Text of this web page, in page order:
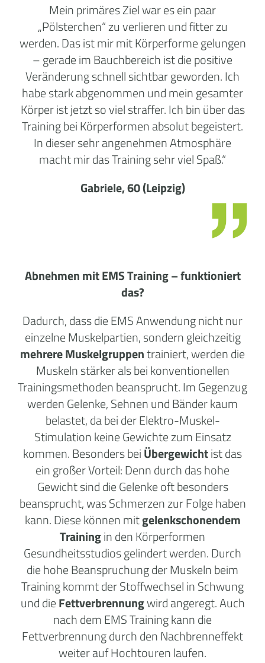
Mein primäres Ziel war es ein paar
„Pölsterchen“ zu verlieren und fitter zu
werden. Das ist mir mit Körperforme gelungen
– gerade im Bauchbereich ist die positive
Veränderung schnell sichtbar geworden. Ich
habe stark abgenommen und mein gesamter
Körper ist jetzt so viel straffer. Ich bin über das
Training bei Körperformen absolut begeistert.
In dieser sehr angenehmen Atmosphäre
macht mir das Training sehr viel Spaß.“
Gabriele, 60 (Leipzig)
Abnehmen mit EMS Training – funktioniert
das?
Dadurch, dass die EMS Anwendung nicht nur
einzelne Muskelpartien, sondern gleichzeitig
mehrere Muskelgruppentrainiert, werden die
Muskeln stärker als bei konventionellen
Trainingsmethoden beansprucht. Im Gegenzug
werden Gelenke, Sehnen und Bänder kaum
belastet, da bei der Elektro-Muskel-
Stimulation keine Gewichte zum Einsatz
kommen. Besonders beiÜbergewichtist das
ein großer Vorteil: Denn durch das hohe
Gewicht sind die Gelenke oft besonders
beansprucht, was Schmerzen zur Folge haben
kann. Diese können mitgelenkschonendem
Trainingin denKörperformen
Gesundheitsstudiosgelindert werden. Durch
die hohe Beanspruchung der Muskeln beim
Training kommt der Stoffwechsel in Schwung
und dieFettverbrennungwird angeregt. Auch
nach dem EMS Training kann die
Fettverbrennung durch den Nachbrenneffekt
weiter auf Hochtouren laufen.